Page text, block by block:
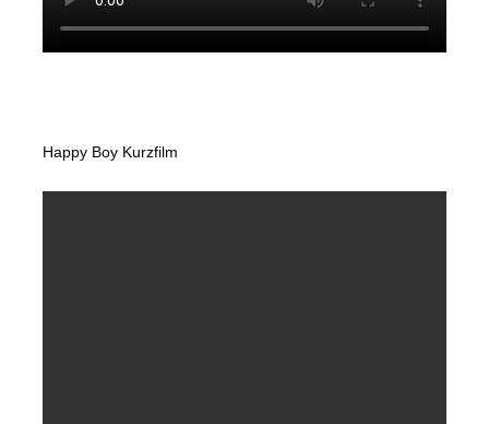
Happy Boy Kurzfilm